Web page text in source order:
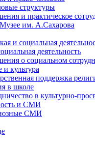
структуры
и практическое
им. А.Сахарова
и социальная
деятельность
о социальном
и культура
поддержка
в школе
в культурно-
и СМИ
СМИ